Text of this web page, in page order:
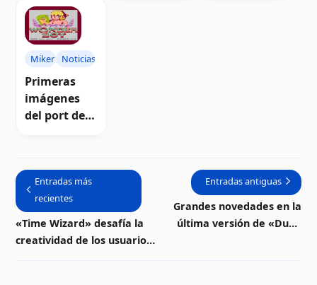
del ABBUC
2016
Miker Noticias
Primeras
imágenes
del port de
computador
as Atari
Entradas más
recientes
«Time Wizard» desafía la
creatividad de los usuarios
Entradas antiguas
Grandes novedades en la
última versión de «Dude